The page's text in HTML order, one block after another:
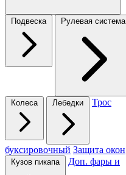
Подвеска Рулевая система
Колеса Лебедки Трос
буксировочный Защита окон
Кузов пикапа Доп. фары и